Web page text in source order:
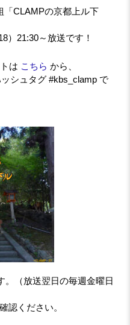
「CLAMPの京都上ル下
）21:30～放送です！
は こちら から、
シュタグ #kbs_clamp で
（放送翌日の毎週金曜日
認ください。